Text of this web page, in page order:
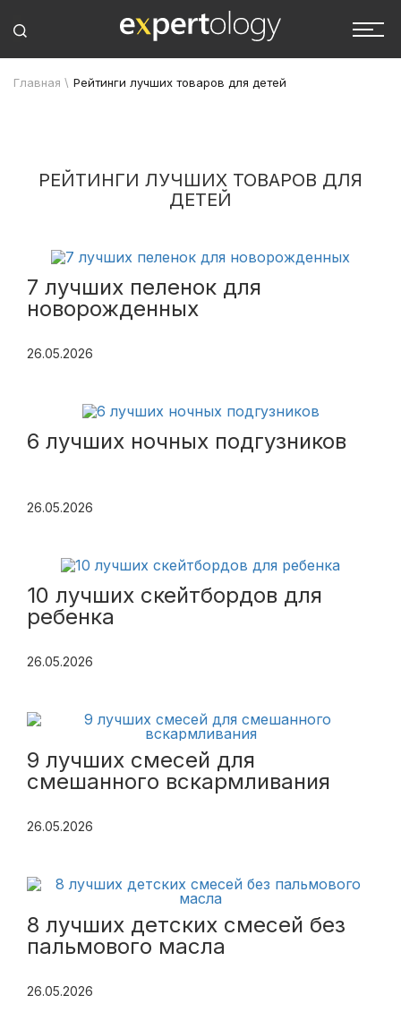
Главная \ Рейтинги лучших товаров для детей
РЕЙТИНГИ ЛУЧШИХ ТОВАРОВ ДЛЯ
ДЕТЕЙ
7 лучших пеленок для
новорожденных
26.05.2026
6 лучших ночных подгузников
26.05.2026
10 лучших скейтбордов для
ребенка
26.05.2026
9 лучших смесей для
смешанного вскармливания
26.05.2026
8 лучших детских смесей без
пальмового масла
26.05.2026